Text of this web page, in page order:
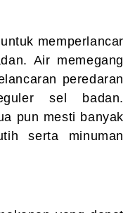
memperlancar
Air memegang
peredaran
sel badan.
pun mesti banyak
serta minuman